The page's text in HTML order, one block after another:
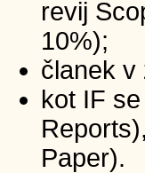
revij
10%);
članek v
kot IF
Paper).